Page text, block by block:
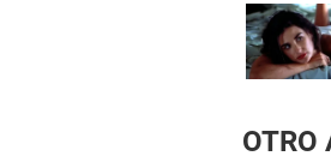
OTRO